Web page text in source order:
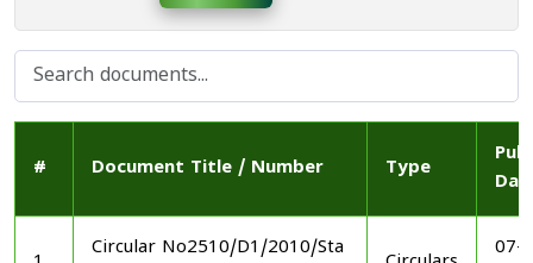
# Document Title / Number Type
Circular No2510/D1/2010/Sta
07-